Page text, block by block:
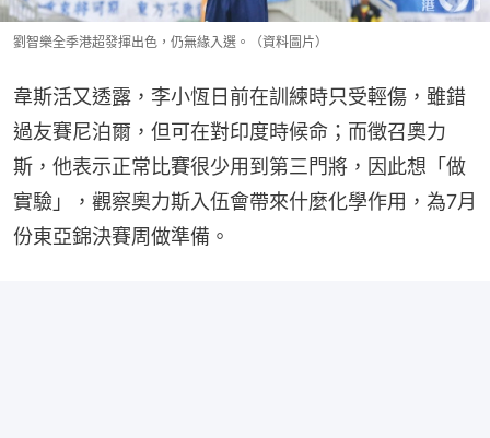
劉智樂全季港超發揮出色，仍無緣入選。（資料圖片）
韋斯活又透露，李小恆日前在訓練時只受輕傷，雖錯
過友賽尼泊爾，但可在對印度時候命；而徵召奧力
斯，他表示正常比賽很少用到第三門將，因此想「做
實驗」，觀察奧力斯入伍會帶來什麼化學作用，為7月
份東亞錦決賽周做準備。